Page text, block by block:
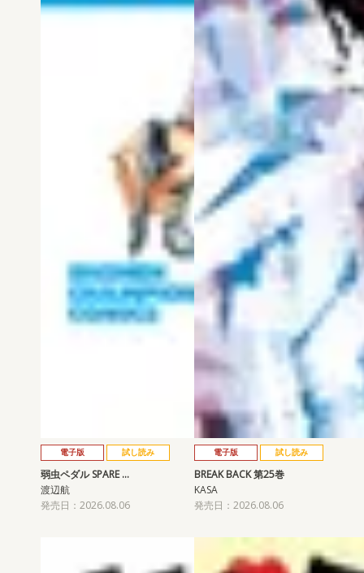
電子版 試し読み
弱虫ペダル SPARE …
渡辺航
発売日：2026.08.06
電子版 試し読み
BREAK BACK 第25巻
KASA
発売日：2026.08.06